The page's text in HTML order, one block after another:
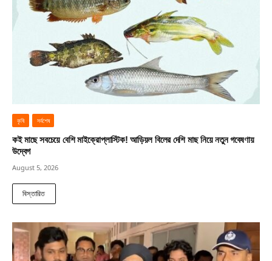
কৃষি সর্বশেষ
কই মাছে সবচেয়ে বেশি মাইক্রোপ্লাস্টিক! আড়িয়ল বিলের দেশি মাছ নিয়ে নতুন গবেষণায়
উদ্বেগ
August 5, 2026
বিস্তারিত